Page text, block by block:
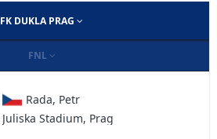
FK DUKLA PRAG
FNL
Rada, Petr
Juliska Stadium, Prag